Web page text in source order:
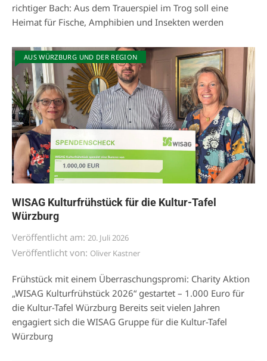
richtiger Bach: Aus dem Trauerspiel im Trog soll eine
Heimat für Fische, Amphibien und Insekten werden
AUS WÜRZBURG UND DER REGION
WISAG Kulturfrühstück für die Kultur-Tafel
Würzburg
Veröffentlicht am: 20. Juli 2026
Veröffentlicht von: Oliver Kastner
Frühstück mit einem Überraschungspromi: Charity Aktion
„WISAG Kulturfrühstück 2026“ gestartet – 1.000 Euro für
die Kultur-Tafel Würzburg Bereits seit vielen Jahren
engagiert sich die WISAG Gruppe für die Kultur-Tafel
Würzburg